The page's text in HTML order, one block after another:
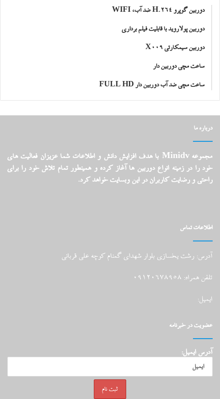
دوربین گوپرو H.264 ضد آب، WIFI
دوربین پولاروید با قابلیت فیلم برداری
دوربین سیمکارتی X009
ساعت مچی دوربین دار
ساعت مچی ضد آب دوربین دار FULL HD
درباره ما
مجموعه Minidv با هدف افزایش دانش و اطلاعات شما عزیزان فعالیت های
خود را در زمینه انواع دوربین ها آغاز کرده و همینطور تمام تلاش خود را برای
راحتی و رضایت کاربران در این وبسایت خواهد کرد.
اطلاعات تماس
آدرس: رشت یخسازی بلوار شهدای گمنام کوچه علی قربانی
تلفن همراه: 09120678958
ایمیل:
عضویت در خبرنامه
آدرس ایمیل: